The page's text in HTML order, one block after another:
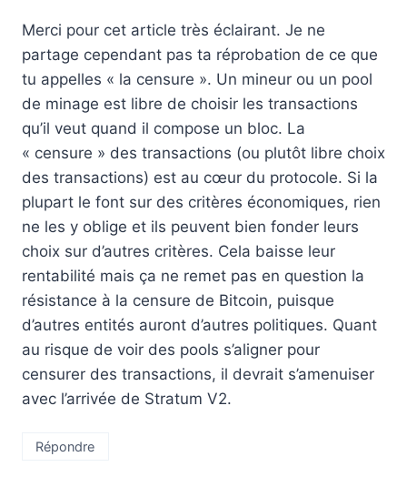
Merci pour cet article très éclairant. Je ne
partage cependant pas ta réprobation de ce que
tu appelles « la censure ». Un mineur ou un pool
de minage est libre de choisir les transactions
qu’il veut quand il compose un bloc. La
« censure » des transactions (ou plutôt libre choix
des transactions) est au cœur du protocole. Si la
plupart le font sur des critères économiques, rien
ne les y oblige et ils peuvent bien fonder leurs
choix sur d’autres critères. Cela baisse leur
rentabilité mais ça ne remet pas en question la
résistance à la censure de Bitcoin, puisque
d’autres entités auront d’autres politiques. Quant
au risque de voir des pools s’aligner pour
censurer des transactions, il devrait s’amenuiser
avec l’arrivée de Stratum V2.
Répondre